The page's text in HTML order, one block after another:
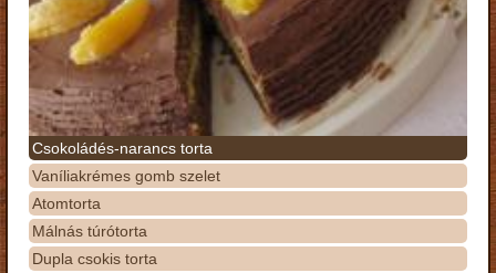
Csokoládés-narancs torta
Vaníliakrémes gomb szelet
Atomtorta
Málnás túrótorta
Dupla csokis torta